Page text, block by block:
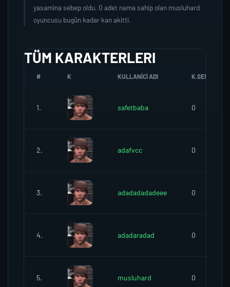
yasamina sebep oldu. 0 adet nama sahip olan musluhard
oyuncusu bugün kadar kan akitti.
TÜM KARAKTERLERI
# K KULLANICI ADI K.SEREFI
1. safetbaba 0
2. adafvcc 0
3. adadadadadeee 0
4. adadaradad 0
5. musluhard 0